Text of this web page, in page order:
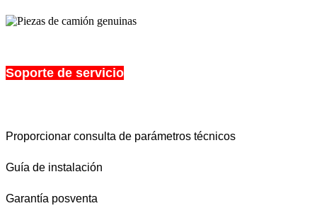
Soporte de servicio
Proporcionar consulta de parámetros técnicos
Guía de instalación
Garantía posventa